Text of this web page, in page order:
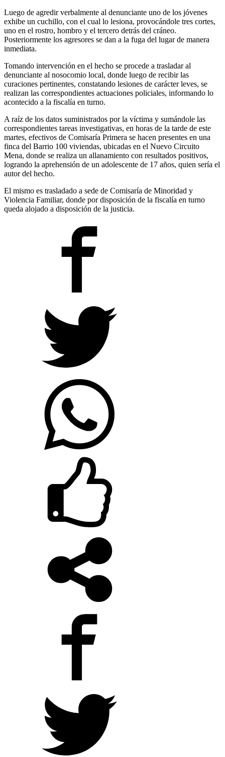
Luego de agredir verbalmente al denunciante uno de los jóvenes
exhibe un cuchillo, con el cual lo lesiona, provocándole tres cortes,
uno en el rostro, hombro y el tercero detrás del cráneo.
Posteriormente los agresores se dan a la fuga del lugar de manera
inmediata.
Tomando intervención en el hecho se procede a trasladar al
denunciante al nosocomio local, donde luego de recibir las
curaciones pertinentes, constatando lesiones de carácter leves, se
realizan las correspondientes actuaciones policiales, informando lo
acontecido a la fiscalía en turno.
A raíz de los datos suministrados por la víctima y sumándole las
correspondientes tareas investigativas, en horas de la tarde de este
martes, efectivos de Comisaría Primera se hacen presentes en una
finca del Barrio 100 viviendas, ubicadas en el Nuevo Circuito
Mena, donde se realiza un allanamiento con resultados positivos,
logrando la aprehensión de un adolescente de 17 años, quien sería el
autor del hecho.
El mismo es trasladado a sede de Comisaría de Minoridad y
Violencia Familiar, donde por disposición de la fiscalía en turno
queda alojado a disposición de la justicia.